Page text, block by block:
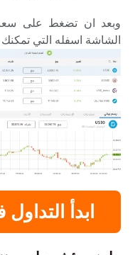
وبعد ان تضغط على
الشاشة اسفله التي
ابدأ